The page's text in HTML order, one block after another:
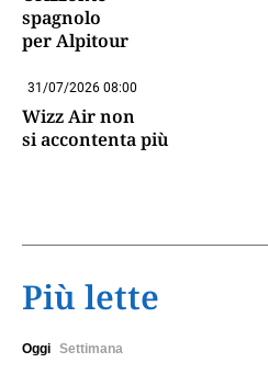
spagnolo
per Alpitour
31/07/2026 08:00
Wizz Air non
si accontenta più
Più lette
Oggi Settimana